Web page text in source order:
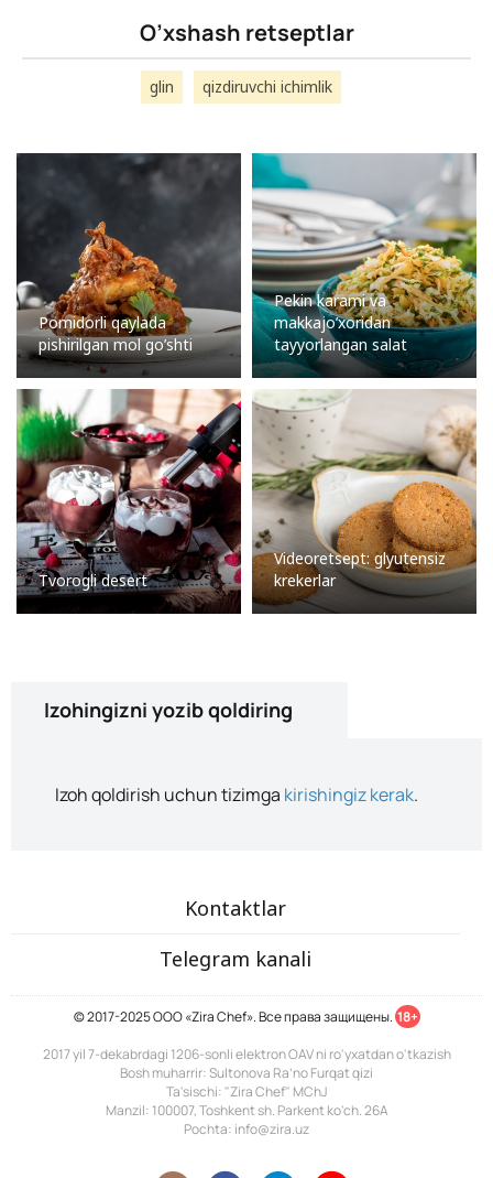
O’xshash retseptlar
glin qizdiruvchi ichimlik
Pomidorli qaylada
pishirilgan mol go’shti
Pekin karami va
makkajo’xoridan
tayyorlangan salat
Tvorogli desert
Videoretsept: glyutensiz
krekerlar
Izohingizni yozib qoldiring
Izoh qoldirish uchun tizimga kirishingiz kerak.
Kontaktlar
Telegram kanali
© 2017-2025 ООО «Zira Chef». Все права защищены. 18+
2017 yil 7-dekabrdagi 1206-sonli elektron OAV ni ro'yxatdan o'tkazish
Bosh muharrir: Sultonova Ra’no Furqat qizi
Ta'sischi: "Zira Chef" MChJ
Manzil: 100007, Toshkent sh. Parkent ko'ch. 26A
Pochta: info@zira.uz